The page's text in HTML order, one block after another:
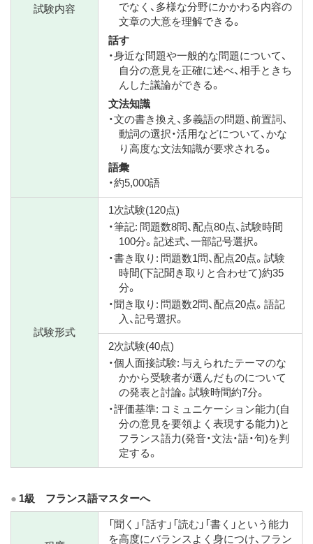
試験内容
でなく、多様な分野にかかわる内容の
文章の大意を理解できる。
話す
・身近な問題や一般的な問題について、
自分の意見を正確に述べ、相手ときち
んした議論ができる。
文法知識
・文の書き換え、多義語の問題、前置詞、
動詞の選択・活用などについて、かな
り高度な文法知識が要求される。
語彙
・約5,000語
試験形式
1次試験(120点)
・筆記: 問題数8問、配点80点、試験時間
100分。記述式、一部記号選択。
・書き取り: 問題数1問、配点20点。試験
時間(下記聞き取りと合わせて)約35
分。
・聞き取り: 問題数2問、配点20点。語記
入、記号選択。
2次試験(40点)
・個人面接試験: 与えられたテーマのな
かから受験者が選んだものについて
の発表と討論。試験時間約7分。
・評価基準: コミュニケーション能力(自
分の意見を要領よく表現する能力)と
フランス語力(発音・文法・語・句)を判
定する。
1級 フランス語マスターへ
「聞く」「話す」「読む」「書く」という能力
を高度にバランスよく身につけ、フラン